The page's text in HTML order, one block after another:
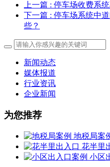
上一篇 : 停车场收费系
下一篇 : 停车场系统中
些？
新闻动态
媒体报道
行业资讯
企业新闻
为您推荐
地税局案
花半里
小区